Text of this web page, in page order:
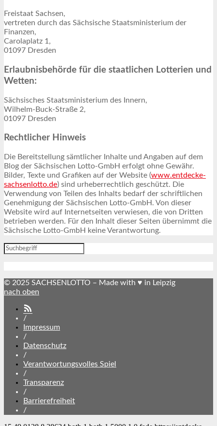
Freistaat Sachsen,
vertreten durch das Sächsische Staatsministerium der
Finanzen,
Carolaplatz 1,
01097 Dresden
Erlaubnisbehörde für die staatlichen Lotterien und
Wetten:
Sächsisches Staatsministerium des Innern,
Wilhelm-Buck-Straße 2,
01097 Dresden
Rechtlicher Hinweis
Die Bereitstellung sämtlicher Inhalte und Angaben auf dem
Blog der Sächsischen Lotto-GmbH erfolgt ohne Gewähr.
Bilder, Texte und Grafiken auf der Website (www.entdecke-
sachsenlotto.de) sind urheberrechtlich geschützt. Die
Verwendung von Teilen des Inhalts bedarf der schriftlichen
Genehmigung der Sächsischen Lotto-GmbH. Von dieser
Website wird auf Internetseiten verwiesen, die von Dritten
betrieben werden. Für den Inhalt dieser Seiten übernimmt die
Sächsische Lotto-GmbH keine Verantwortung.
© 2025 SACHSENLOTTO – Made with ♥ in Leipzig
nach oben
/
Impressum
/
Datenschutz
/
Verantwortungsvolles Spiel
/
Transparenz
/
Barrierefreiheit
/